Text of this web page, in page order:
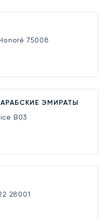
75008
ЭМИРАТЫ
B03
28001